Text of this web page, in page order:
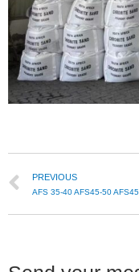
PREVIOUS